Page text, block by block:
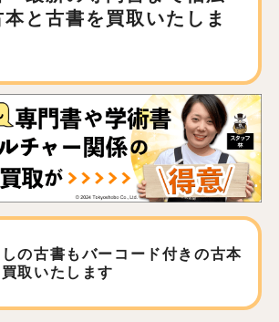
と古書を買取いたしま
の古書もバーコード付きの古本
取いたします